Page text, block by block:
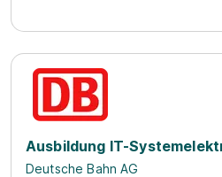
Ausbildung IT-
Deutsche Bahn AG